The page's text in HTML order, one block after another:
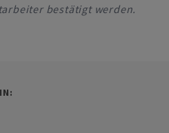
bestätigt werden.